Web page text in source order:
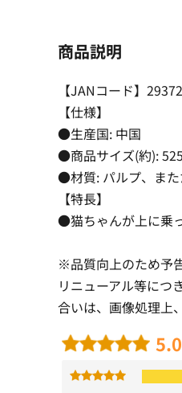
商品説明
【JANコード】
【仕様】
●生産国: 中国
●商品サイズ(約):
●材質: パルプ、ま
【特長】
●猫ちゃんが上に乗
※品質向上のため予
リニューアル等につ
合いは、画像処理上
5.0